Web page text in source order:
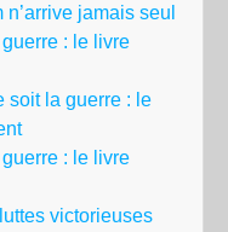
n’arrive jamais seul
: le livre
soit la guerre : le
: le livre
victorieuses